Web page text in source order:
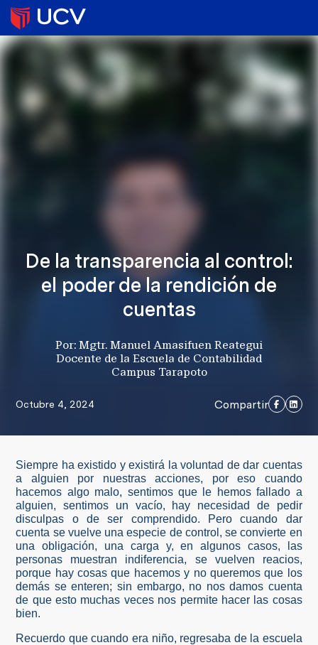
De la transparencia al control:
el poder de la rendición de
cuentas
Por: Mgtr. Manuel Amasifuen Reategui
Docente de la Escuela de Contabilidad
Campus Tarapoto
Octubre 4, 2024 Compartir
Siempre ha existido y existirá la voluntad de dar cuentas
a alguien por nuestras acciones, por eso cuando
hacemos algo malo, sentimos que le hemos fallado a
alguien, sentimos un vacío, hay necesidad de pedir
disculpas o de ser comprendido. Pero cuando dar
cuenta se vuelve una especie de control, se convierte en
una obligación, una carga y, en algunos casos, las
personas muestran indiferencia, se vuelven reacios,
porque hay cosas que hacemos y no queremos que los
demás se enteren; sin embargo, no nos damos cuenta
de que esto muchas veces nos permite hacer las cosas
bien.
Recuerdo que cuando era niño, regresaba de la escuela